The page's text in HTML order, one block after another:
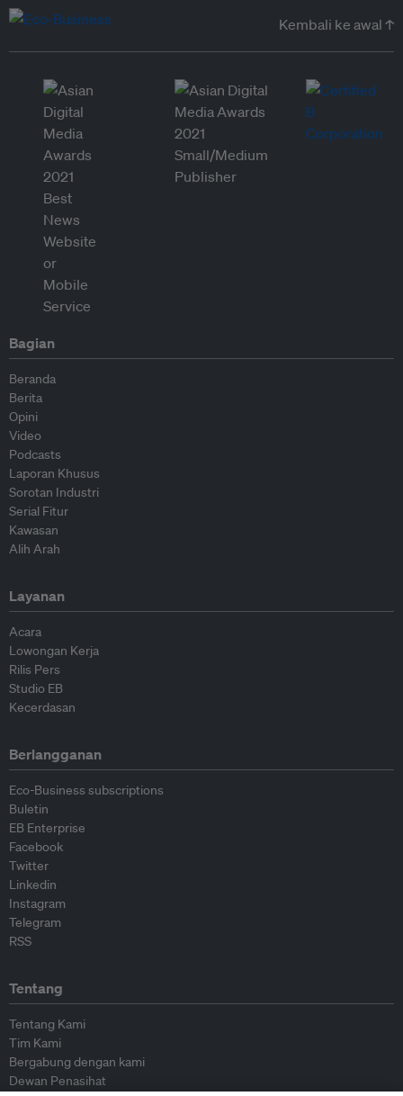
Kembali ke awal ↑
Bagian
Beranda
Berita
Opini
Video
Podcasts
Laporan Khusus
Sorotan Industri
Serial Fitur
Kawasan
Alih Arah
Layanan
Acara
Lowongan Kerja
Rilis Pers
Studio EB
Kecerdasan
Berlangganan
Eco-Business subscriptions
Buletin
EB Enterprise
Facebook
Twitter
Linkedin
Instagram
Telegram
RSS
Tentang
Tentang Kami
Tim Kami
Bergabung dengan kami
Dewan Penasihat